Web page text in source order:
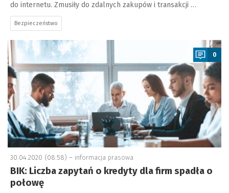
do internetu. Zmusiły do zdalnych zakupów i transakcji …
Bezpieczeństwo
a
0
30.04.2020 (08:58) – informacja prasowa
BIK: Liczba zapytań o kredyty dla firm spadła o
połowę